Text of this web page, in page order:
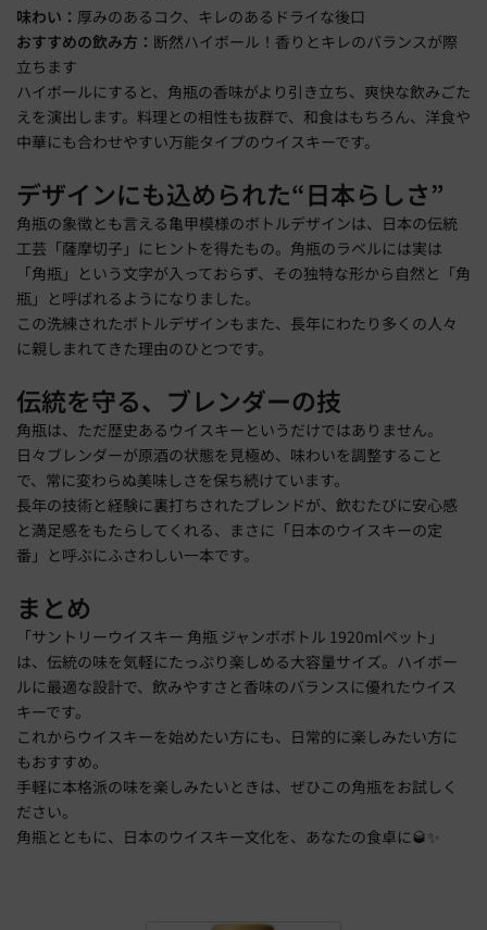
味わい： 厚みのあるコク、キレのあるドライな後口
おすすめの飲み方： 断然ハイボール！香りとキレのバランスが際
立ちます
ハイボールにすると、角瓶の香味がより引き立ち、爽快な飲みごた
えを演出します。料理との相性も抜群で、和食はもちろん、洋食や
中華にも合わせやすい万能タイプのウイスキーです。
デザインにも込められた“日本らしさ”
角瓶の象徴とも言える亀甲模様のボトルデザインは、日本の伝統
工芸「薩摩切子」にヒントを得たもの。角瓶のラベルには実は
「角瓶」という文字が入っておらず、その独特な形から自然と「角
瓶」と呼ばれるようになりました。
この洗練されたボトルデザインもまた、長年にわたり多くの人々
に親しまれてきた理由のひとつです。
伝統を守る、ブレンダーの技
角瓶は、ただ歴史あるウイスキーというだけではありません。
日々ブレンダーが原酒の状態を見極め、味わいを調整すること
で、常に変わらぬ美味しさを保ち続けています。
長年の技術と経験に裏打ちされたブレンドが、飲むたびに安心感
と満足感をもたらしてくれる、まさに「日本のウイスキーの定
番」と呼ぶにふさわしい一本です。
まとめ
「サントリーウイスキー 角瓶 ジャンボボトル 1920mlペット」
は、伝統の味を気軽にたっぷり楽しめる大容量サイズ。ハイボー
ルに最適な設計で、飲みやすさと香味のバランスに優れたウイス
キーです。
これからウイスキーを始めたい方にも、日常的に楽しみたい方に
もおすすめ。
手軽に本格派の味を楽しみたいときは、ぜひこの角瓶をお試しく
ださい。
角瓶とともに、日本のウイスキー文化を、あなたの食卓に🥃✨